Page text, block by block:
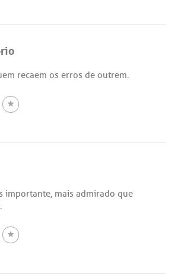
recaem os erros de outrem.
importante, mais admirado que